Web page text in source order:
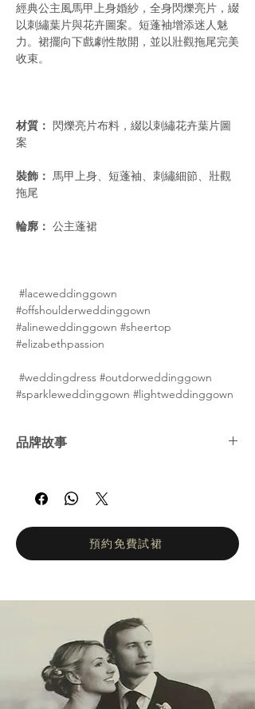
經典公主風馬甲上身婚紗，全身閃爍亮片，綴
以刺繡葉片與花卉圖案。短蓬袖增添迷人魅
力。裙擺向下戲劇性散開，並以壯觀拖尾完美
收束。
材質： 閃爍亮片布料，綴以刺繡花卉葉片圖
案
裝飾： 馬甲上身、短蓬袖、刺繡細節、壯觀
拖尾
輪廓： 公主蓬裙
#laceweddinggown
#offshoulderweddinggown
#alineweddinggown #sheertop
#elizabethpassion
#weddingdress #outdorweddinggown
#sparkleweddinggown #lightweddinggown
品牌故事
礎的家族企業。它代代相傳，現在由 Grażyna
Żywioł 和 Bartosz Żywioł 兄弟姐妹管理。渴望
情品牌成功的秘訣。 Elizabeth Passion 已深
耕婚禮時尚產業近 40 年，以其許多獎項的認
預約免費試裙